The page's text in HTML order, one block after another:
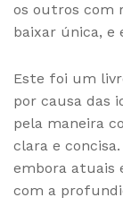
os outros com
baixar única, e
Este foi um
por causa das
pela maneira
clara e
embora atuais
com a